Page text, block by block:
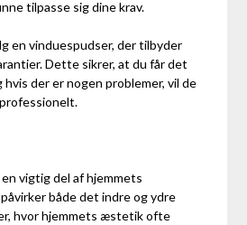
tilpasse sig dine krav.
en vinduespudser, der tilbyder
Dette sikrer, at du får det
der er nogen problemer, vil de
vigtig del af hjemmets
både det indre og ydre
hvor hjemmets æstetik ofte